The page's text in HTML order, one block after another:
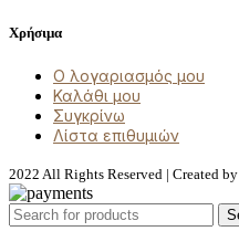
Χρήσιμα
Ο λογαριασμός μου
Καλάθι μου
Συγκρίνω
Λίστα επιθυμιών
2022 All Rights Reserved | Created by